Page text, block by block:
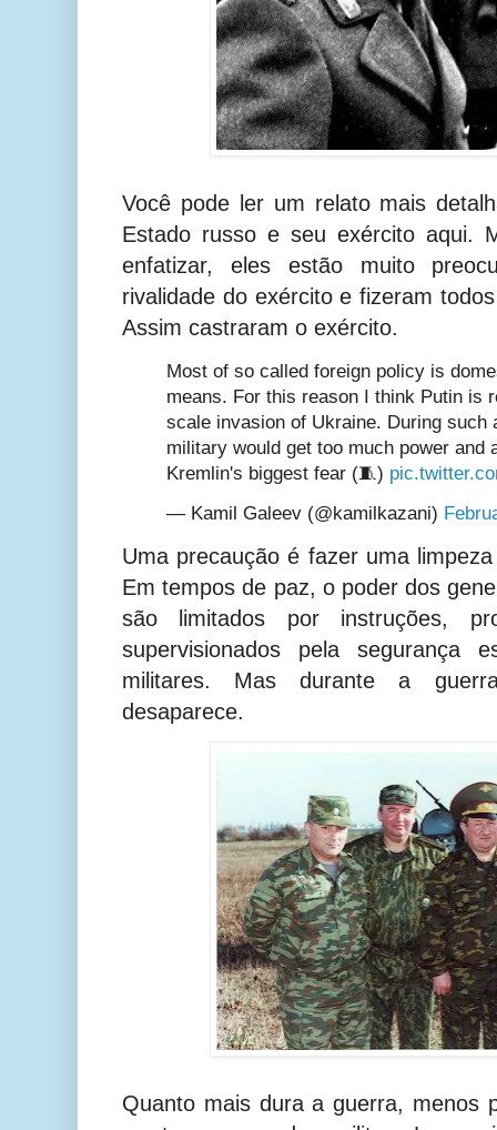
Você pode ler um relato mais
Estado russo e seu exército aqui.
enfatizar, eles estão muito
rivalidade do exército e fizeram
Assim castraram o exército.
Most of so called foreign policy is
means. For this reason I think Putin is
scale invasion of Ukraine. During such
military would get too much power and
Kremlin's biggest fear (🧵)
— Kamil Galeev (@kamilkazani)
Uma precaução é fazer uma
Em tempos de paz, o poder dos
são limitados por instruções,
supervisionados pela segurança
militares. Mas durante a
desaparece.
Quanto mais dura a guerra, menos